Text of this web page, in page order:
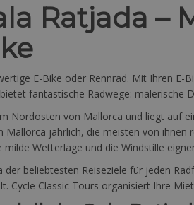
Ratjada –
E-Bike oder Rennrad. Mit Ihren
fantastische Radwege:
Nordosten von Mallorca und liegt auf
Mallorca jährlich, die meisten von
Wetterlage und die Windstille
beliebtesten Reiseziele für jeden
Cycle Classic Tours organisiert Ihre